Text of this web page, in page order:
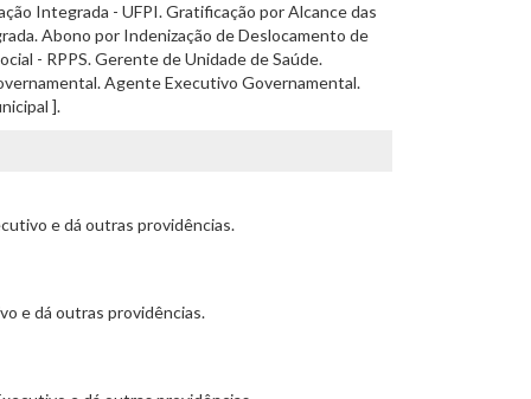
Integrada - UFPI. Gratificação por Alcance das
Abono por Indenização de Deslocamento de
- RPPS. Gerente de Unidade de Saúde.
Agente Executivo Governamental.
].
e dá outras providências.
e dá outras providências.